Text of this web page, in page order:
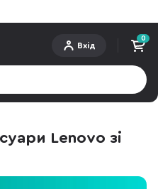
Вхід
0
Lenovo зі